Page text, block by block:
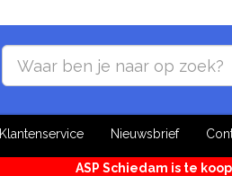
Klantenservice Nieuwsbrief
ASP Schiedam is te